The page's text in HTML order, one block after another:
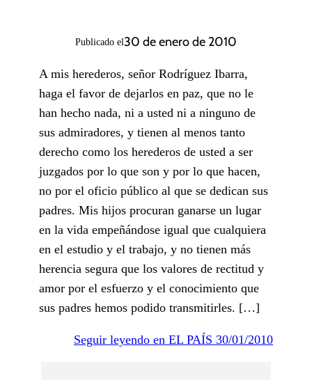
Publicado el30 de enero de 2010
A mis herederos, señor Rodríguez Ibarra,
haga el favor de dejarlos en paz, que no le
han hecho nada, ni a usted ni a ninguno de
sus admiradores, y tienen al menos tanto
derecho como los herederos de usted a ser
juzgados por lo que son y por lo que hacen,
no por el oficio público al que se dedican sus
padres. Mis hijos procuran ganarse un lugar
en la vida empeñándose igual que cualquiera
en el estudio y el trabajo, y no tienen más
herencia segura que los valores de rectitud y
amor por el esfuerzo y el conocimiento que
sus padres hemos podido transmitirles. […]
Seguir leyendo en EL PAÍS 30/01/2010